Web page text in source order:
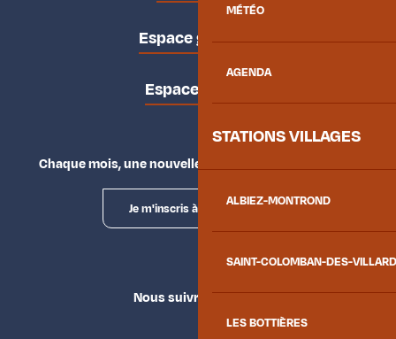
MÉTÉO
AGENDA
STATIONS VILLAGES
ALBIEZ-MONTROND
SAINT-COLOMBAN-DES-
LES BOTTIÈRES
Espace groupes
Espace presse
Chaque mois, une nouvelle façon d'explorer la vallée.
Je m'inscris à la newsletter
Nous suivre